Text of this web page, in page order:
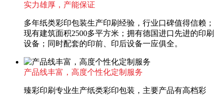
实力雄厚，产能保证
多年纸类彩印包装生产印刷经验，行业口碑值得信赖；
现有建筑面积2500多平方米；拥有德国进口先进的印刷
设备；同时配套的印前、印后设备一应俱全。
产品线丰富，高度个性化定制服务
臻彩印刷专业生产纸类彩印包装，主要产品有高档彩